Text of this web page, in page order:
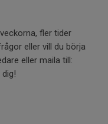
fler tider
eller vill du börja
eller maila till: